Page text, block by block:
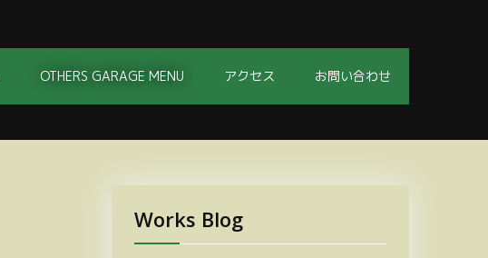
OTHERS GARAGE MENU アクセス お問い合わせ
Works Blog